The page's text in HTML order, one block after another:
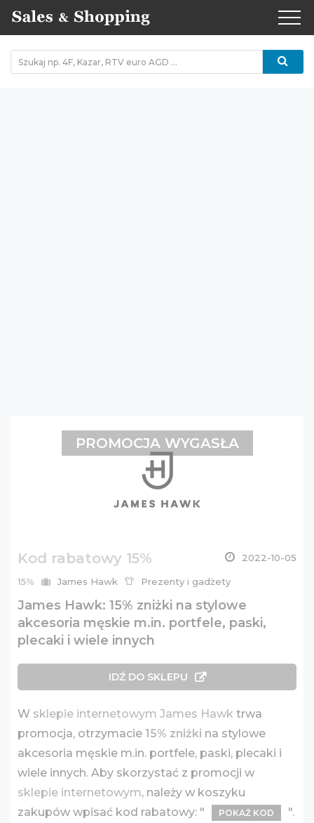
Kod rabatowy 15% 2022-10-05
15% James Hawk Prezenty i gadżety
James Hawk: 15% zniżki na stylowe
akcesoria męskie m.in. portfele, paski,
plecaki i wiele innych
IDŹ DO SKLEPU
W sklepie internetowym James Hawk trwa
promocja, otrzymacie 15% zniżki na stylowe
akcesoria męskie m.in. portfele, paski, plecaki i
wiele innych. Aby skorzystać z promocji w
sklepie internetowym, należy w koszyku
zakupów wpisać kod rabatowy: "
POKAŻ KOD
".
PROMOCJA WYGASŁA